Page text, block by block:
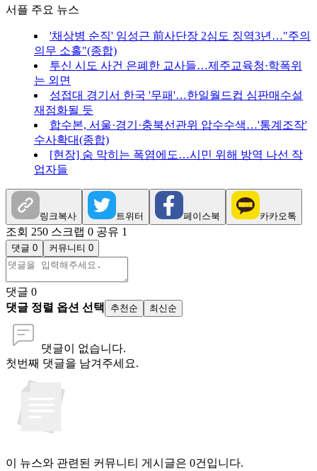
서플 주요 뉴스
'채상병 순직' 임성근 前사단장 2심도 징역3년…"주의
의무 소홀"(종합)
투신 시도 사건 은폐한 교사들…제주교육청·학폭위
는 외면
성접대 경기서 한국 '무패'…한일월드컵 심판매수설
재점화될 듯
합수본, 서울·경기·충북선관위 압수수색…'통계조작'
수사확대(종합)
[현장] 숨 막히는 폭염에도…시민 위해 방역 나선 작
업자들
링크복사 트위터 페이스북 카카오톡
조회 250 스크랩 0 공유 1
댓글 0 커뮤니티 0
댓글 0
댓글 정렬 옵션 선택
추천순 최신순
댓글이 없습니다.
첫번째 댓글을 남겨주세요.
이 뉴스와 관련된 커뮤니티 게시글은 0건입니다.